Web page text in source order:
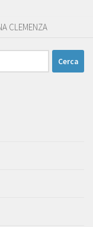
CLEMENZA